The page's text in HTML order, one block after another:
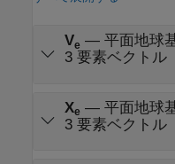
Ve — 平面地球
3 要素ベクトル
Xe — 平面地球
3 要素ベクトル